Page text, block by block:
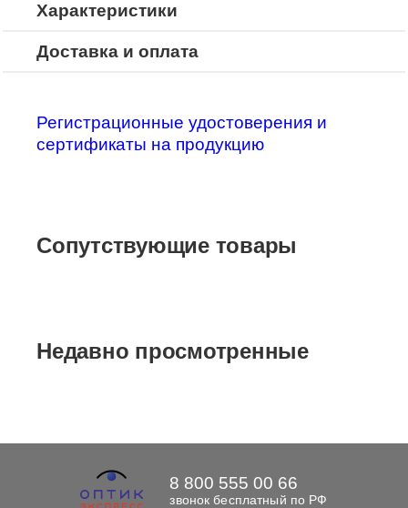
Характеристики
Доставка и оплата
Регистрационные удостоверения и
сертификаты на продукцию
Сопутствующие товары
Недавно просмотренные
8 800 555 00 66
звонок бесплатный по РФ